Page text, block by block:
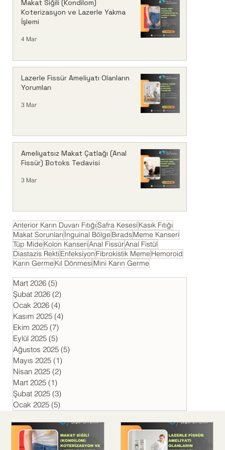
Makat Siğili (Kondilom)
Koterizasyon ve Lazerle Yakma
İşlemi
4 Mar
Lazerle Fissür Ameliyatı Olanların
Yorumları
3 Mar
Ameliyatsız Makat Çatlağı (Anal
Fissür) Botoks Tedavisi
3 Mar
Anterior Karın Duvarı FıtığıSafra Kesesi Kasık Fıtığı
Makat Sorunları İnguinal Bölge BıradsMeme Kanseri
Tüp Mide Kolon KanseriAnal FissürAnal Fistül
Diastazis Rekti Enfeksiyon Fibrokistik Meme Hemoroid
Karın Germe Kıl Dönmesi Mini Karın Germe
Mart 2026 (5)5 yazı
Şubat 2026 (2)2 yazı
Ocak 2026 (4)4 yazı
Kasım 2025 (4)4 yazı
Ekim 2025 (7)7 yazı
Eylül 2025 (5)5 yazı
Ağustos 2025 (5)5 yazı
Mayıs 2025 (1)1 yazı
Nisan 2025 (2)2 yazı
Mart 2025 (1)1 yazı
Şubat 2025 (3)3 yazı
Ocak 2025 (5)5 yazı